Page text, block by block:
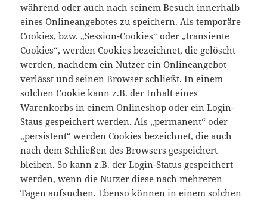
während oder auch nach seinem Besuch innerhalb
eines Onlineangebotes zu speichern. Als temporäre
Cookies, bzw. „Session-Cookies“ oder „transiente
Cookies“, werden Cookies bezeichnet, die gelöscht
werden, nachdem ein Nutzer ein Onlineangebot
verlässt und seinen Browser schließt. In einem
solchen Cookie kann z.B. der Inhalt eines
Warenkorbs in einem Onlineshop oder ein Login-
Staus gespeichert werden. Als „permanent“ oder
„persistent“ werden Cookies bezeichnet, die auch
nach dem Schließen des Browsers gespeichert
bleiben. So kann z.B. der Login-Status gespeichert
werden, wenn die Nutzer diese nach mehreren
Tagen aufsuchen. Ebenso können in einem solchen